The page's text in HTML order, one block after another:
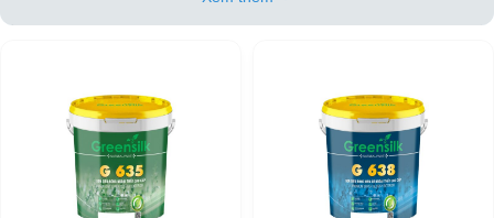
GREENSILK và công ty sơn hàng đầu của Mỹ. Ưu điểm lớn nhất
Với sự đa dạng về màu sắc thích hợp với mọi không gian kiến
trúc và thị yếu của khách hàng. Hệ thống pha màu theo ý tưởng,
luôn sẵn sàng đáp ứng mọi nhu cầu của các chủ đầu tư, đơn vị
tư vấn thiết kế, nhà thầu thi công và những khách hàng khó tính.